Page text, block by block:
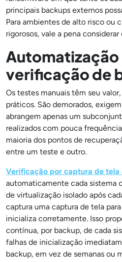
principais backups externos
Para ambientes de alto risco ou
rigorosos, vale a pena considerar
Automatização
verificação de
Os testes manuais têm seu
práticos. São demorados,
abrangem apenas um
realizados com pouca
maioria dos pontos de
entre um teste e outro.
Verificação por captura de tela
automaticamente cada sistema
de virtualização isolado após
captura uma captura de tela
inicializa corretamente. Isso
contínua, por backup, de cada
falhas de inicialização
backup, em vez de semanas ou